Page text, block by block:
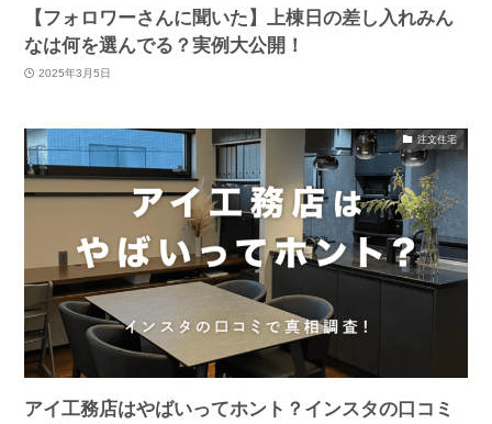
【フォロワーさんに聞いた】上棟日の差し入れみん
なは何を選んでる？実例大公開！
2025年3月5日
注文住宅
アイ工務店はやばいってホント？インスタの口コミ